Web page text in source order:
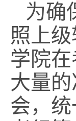
为确
照上
学院
大量
会，